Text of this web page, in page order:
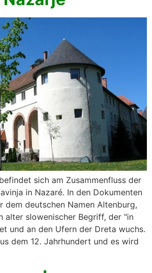
sich am Zusammenfluss der
in Nazaré. In den Dokumenten
dem deutschen Namen Altenburg,
alter slowenischer Begriff, der "in
und an den Ufern der Dreta wuchs.
dem 12. Jahrhundert und es wird